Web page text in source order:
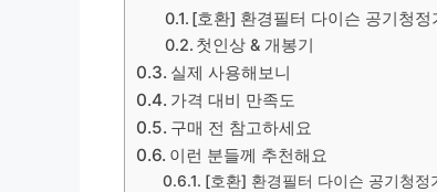
[호환] 환경필터 다이슨 공기청
첫인상 & 개봉기
실제 사용해보니
가격 대비 만족도
구매 전 참고하세요
이런 분들께 추천해요
[호환] 환경필터 다이슨 공기청